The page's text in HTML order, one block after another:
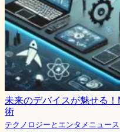
未来のデバイスが魅せる
術
テクノロジーとエンタメニュース